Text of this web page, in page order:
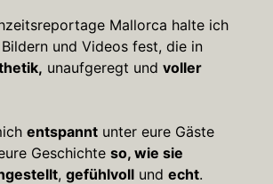
Mallorca halte ich
und Videos fest, die in
unaufgeregt und voller
entspanntunter eure Gäste
Geschichte so, wie sie
, gefühlvollund echt.